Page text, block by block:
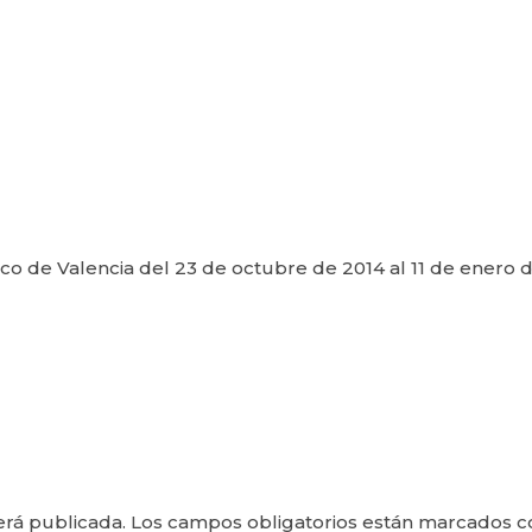
de Valencia del 23 de octubre de 2014 al 11 de enero
publicada. Los campos obligatorios están marcados